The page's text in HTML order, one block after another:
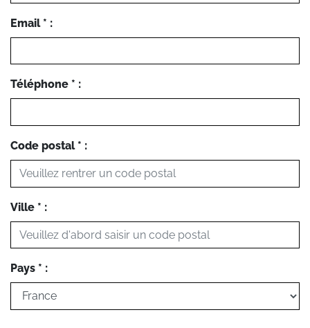
Email * :
Téléphone * :
Code postal * :
Ville * :
Pays * :